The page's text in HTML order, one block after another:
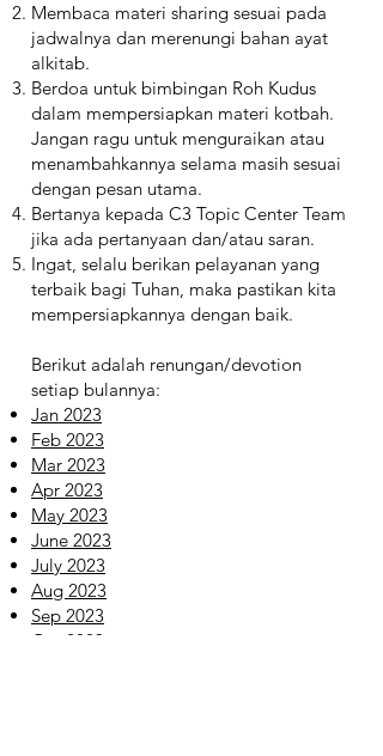
Membaca materi sharing sesuai pada
jadwalnya dan merenungi bahan ayat
alkitab.
Berdoa untuk bimbingan Roh Kudus
dalam mempersiapkan materi kotbah.
Jangan ragu untuk menguraikan atau
menambahkannya selama masih sesuai
dengan pesan utama.
Bertanya kepada C3 Topic Center Team
jika ada pertanyaan dan/atau saran.
Ingat, selalu berikan pelayanan yang
terbaik bagi Tuhan, maka pastikan kita
mempersiapkannya dengan baik.
Berikut adalah renungan/devotion
setiap bulannya:
Jan 2023
Feb 2023
Mar 2023
Apr 2023
May 2023
June 2023
July 2023
Aug 2023
Sep 2023
Oct 2023